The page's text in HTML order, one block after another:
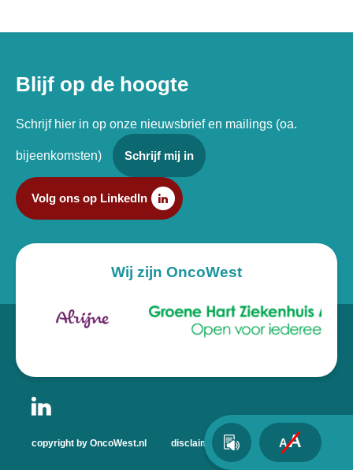
Blijf op de hoogte
Schrijf hier in op onze nieuwsbrief en mailings (oa.
bijeenkomsten) Schrijf mij in
Volg ons op LinkedIn
Wij zijn OncoWest
copyright by OncoWest.nl disclaimer privacyverklaring
AA